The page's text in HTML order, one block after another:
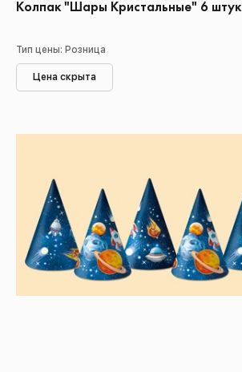
Колпак "Шары Кристальные" 6 штук
Тип цены: Розница
Цена скрыта